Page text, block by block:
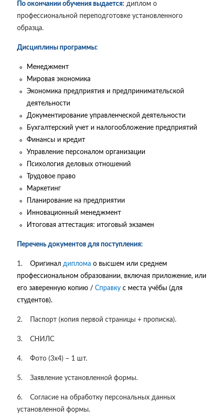
По окончании обучения выдается: диплом о
профессиональной переподготовке установленного
образца.
Дисциплины программы:
Менеджмент
Мировая экономика
Экономика предприятия и предпринимательской
деятельности
Документирование управленческой деятельности
Бухгалтерский учет и налогообложение предприятий
Финансы и кредит
Управление персоналом организации
Психология деловых отношений
Трудовое право
Маркетинг
Планирование на предприятии
Инновационный менеджмент
Итоговая аттестация: итоговый экзамен
Перечень документов для поступления:
1. Оригинал диплома о высшем или среднем
профессиональном образовании, включая приложение, или
его заверенную копию / Справку с места учёбы (для
студентов).
2. Паспорт (копия первой страницы + прописка).
3. СНИЛС
4. Фото (3х4) – 1 шт.
5. Заявление установленной формы.
6. Согласие на обработку персональных данных
установленной формы.